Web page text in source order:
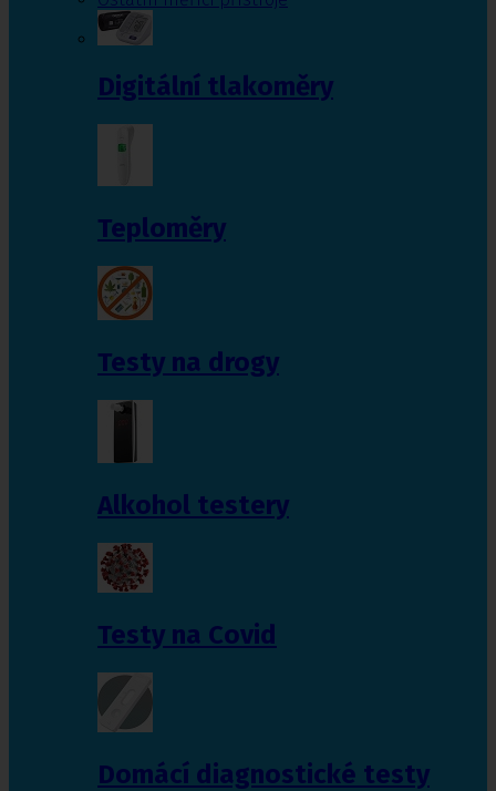
Digitální tlakoměry
Teploměry
Testy na drogy
Alkohol testery
Testy na Covid
Domácí diagnostické testy